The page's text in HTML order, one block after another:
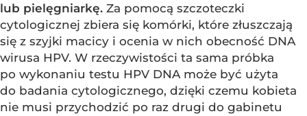
lub pielęgniarkę. Za pomocą szczoteczki
cytologicznej zbiera się komórki, które złuszczają
się z szyjki macicy i ocenia w nich obecność DNA
wirusa HPV. W rzeczywistości ta sama próbka
po wykonaniu testu HPV DNA może być użyta
do badania cytologicznego, dzięki czemu kobieta
nie musi przychodzić po raz drugi do gabinetu